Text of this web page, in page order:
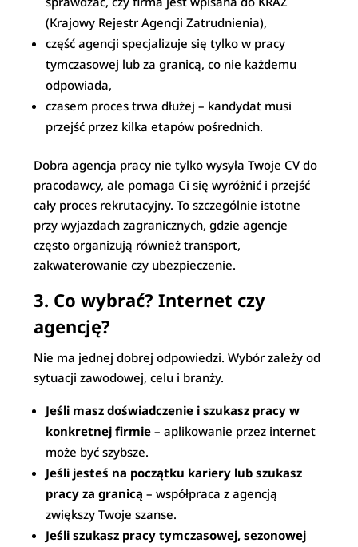
(Krajowy Rejestr Agencji Zatrudnienia),
część agencji specjalizuje się tylko w pracy
tymczasowej lub za granicą, co nie każdemu
odpowiada,
czasem proces trwa dłużej – kandydat musi
przejść przez kilka etapów pośrednich.
Dobra agencja pracy nie tylko wysyła Twoje CV do
pracodawcy, ale pomaga Ci się wyróżnić i przejść
cały proces rekrutacyjny. To szczególnie istotne
przy wyjazdach zagranicznych, gdzie agencje
często organizują również transport,
zakwaterowanie czy ubezpieczenie.
3. Co wybrać? Internet czy
agencję?
Nie ma jednej dobrej odpowiedzi. Wybór zależy od
sytuacji zawodowej, celu i branży.
Jeśli masz doświadczenie i szukasz pracy w
konkretnej firmie – aplikowanie przez internet
może być szybsze.
Jeśli jesteś na początku kariery lub szukasz
pracy za granicą – współpraca z agencją
zwiększy Twoje szanse.
Jeśli szukasz pracy tymczasowej, sezonowej